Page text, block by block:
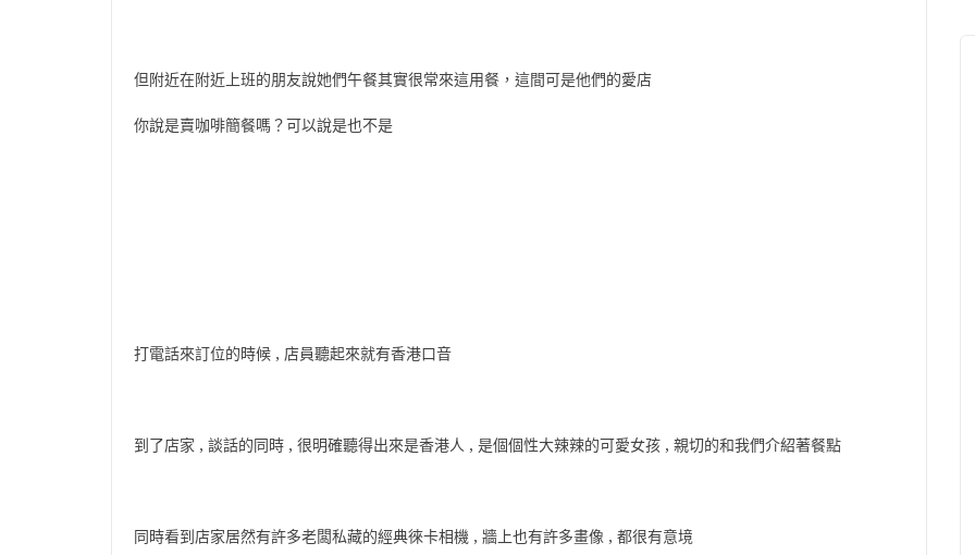
但附近在附近上班的朋友說她們午餐其實很常來這用餐，這間可是他們的愛店
你說是賣咖啡簡餐嗎？可以說是也不是
打電話來訂位的時候 , 店員聽起來就有香港口音
到了店家 , 談話的同時 , 很明確聽得出來是香港人 , 是個個性大辣辣的可愛女孩 , 親切的和我們介紹著餐點
同時看到店家居然有許多老闆私藏的經典徠卡相機 , 牆上也有許多畫像 , 都很有意境